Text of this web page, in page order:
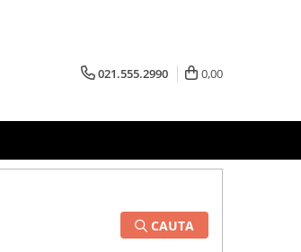
021.555.2990 0,00
CAUTA